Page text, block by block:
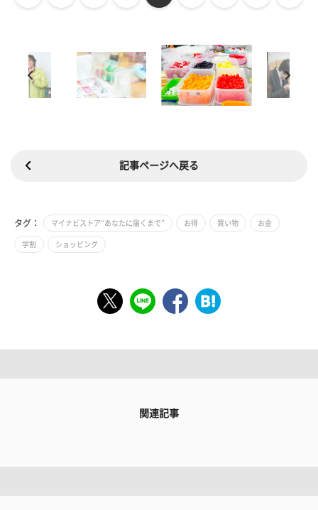
記事ページへ戻る
タグ： マイナビストア“あなたに届くまで” お得 買い物 お金
学割 ショッピング
関連記事